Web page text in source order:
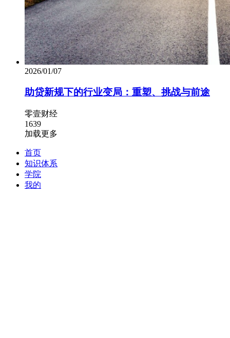
2026/01/07
助贷新规下的行业变局：重塑、挑战与前途
零壹财经
1639
加载更多
首页
知识体系
学院
我的